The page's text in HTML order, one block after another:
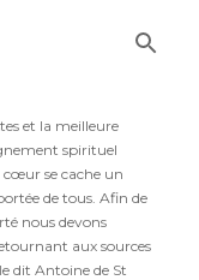
et la meilleure
spirituel
cœur se cache un
de tous. Afin de
nous devons
aux sources
dit Antoine de St